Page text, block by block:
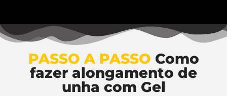
PASSO A PASSO Como
fazer alongamento de
unha com Gel